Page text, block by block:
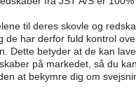
til deres skovle og
de har derfor fuld kontrol
Dette betyder at de kan
på markedet, så du
at bekymre dig om